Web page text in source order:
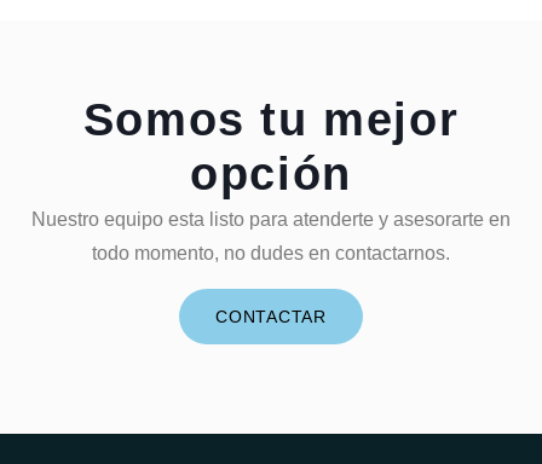
Somos tu mejor
opción
Nuestro equipo esta listo para atenderte y asesorarte en
todo momento, no dudes en contactarnos.
CONTACTAR